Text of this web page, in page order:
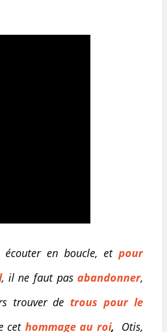
écouter en boucle, etpour
, il ne faut pas abandonner,
trouver de trous pour le
cet hommage au roi, Otis,